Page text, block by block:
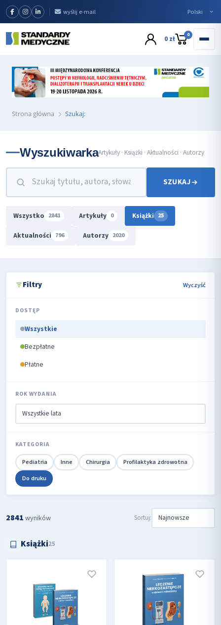
wyślij e-mail
0 zł 0
Strona główna Szukaj:
WyszukiwarkaArtykuły · Książki · Aktualności · Autorzy
SZUKAJ
Wszystko 2841 Artykuły 0 Książki 25
Aktualności 796 Autorzy 2020
Filtry Wyczyść
DOSTĘP
Wszystkie
Bezpłatne
Płatne
ROK WYDANIA
KATEGORIA
Pediatria Inne Chirurgia
Profilaktyka zdrowotna
Do druku
2841 wyników Sortuj:
Książki25